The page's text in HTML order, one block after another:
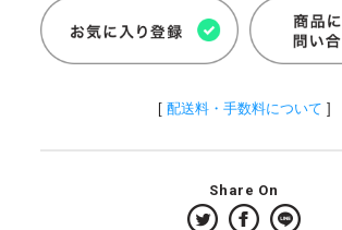
[ 配送料・手数料について ]
Share On